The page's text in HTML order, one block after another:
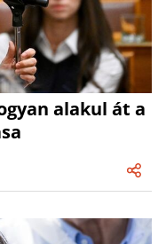
alakul át a